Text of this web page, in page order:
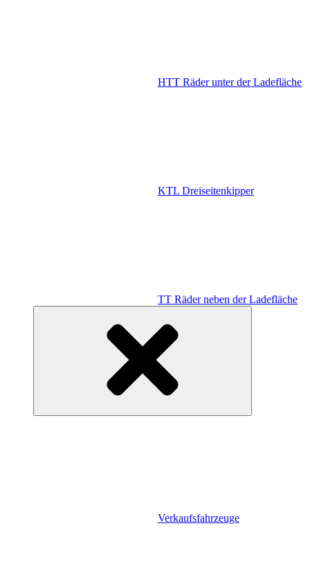
HTT Räder unter der Ladefläche
KTL Dreiseitenkipper
TT Räder neben der Ladefläche
Verkaufsfahrzeuge